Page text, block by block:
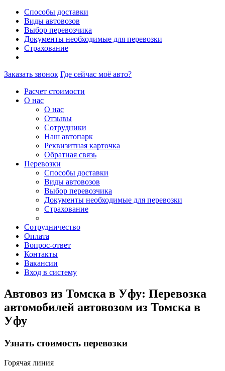
Способы доставки
Виды автовозов
Выбор перевозчика
Документы необходимые для перевозки
Страхование
Заказать звонок Где сейчас моё авто?
Расчет стоимости
О нас
О нас
Отзывы
Сотрудники
Наш автопарк
Реквизитная карточка
Обратная связь
Перевозки
Способы доставки
Виды автовозов
Выбор перевозчика
Документы необходимые для перевозки
Страхование
Сотрудничество
Оплата
Вопрос-ответ
Контакты
Вакансии
Вход в систему
Автовоз из Томска в Уфу: Перевозка
автомобилей автовозом из Томска в
Уфу
Узнать стоимость перевозки
Горячая линия